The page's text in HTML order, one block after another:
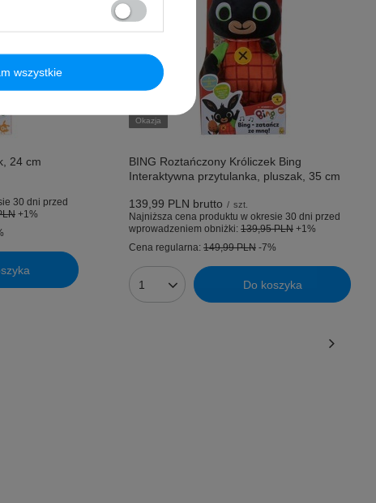
24 cm
30 dni przed
+1%
Okazja
BING Roztańczony Króliczek Bing
Interaktywna przytulanka, pluszak, 35 cm
139,99 PLN brutto / szt.
Najniższa cena produktu w okresie 30 dni przed
wprowadzeniem obniżki: 139,95 PLN +1%
Cena regularna: 149,99 PLN -7%
Ilość produktów Do koszyka
wszystkie